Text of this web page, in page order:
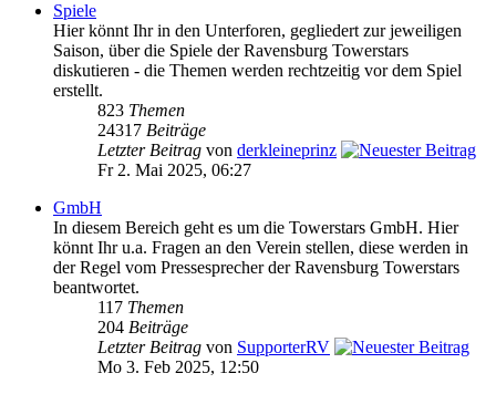
Spiele
Hier könnt Ihr in den Unterforen, gegliedert zur jeweiligen
Saison, über die Spiele der Ravensburg Towerstars
diskutieren - die Themen werden rechtzeitig vor dem Spiel
erstellt.
823 Themen
24317 Beiträge
Letzter Beitrag von derkleineprinz
Fr 2. Mai 2025, 06:27
GmbH
In diesem Bereich geht es um die Towerstars GmbH. Hier
könnt Ihr u.a. Fragen an den Verein stellen, diese werden in
der Regel vom Pressesprecher der Ravensburg Towerstars
beantwortet.
117 Themen
204 Beiträge
Letzter Beitrag von SupporterRV
Mo 3. Feb 2025, 12:50